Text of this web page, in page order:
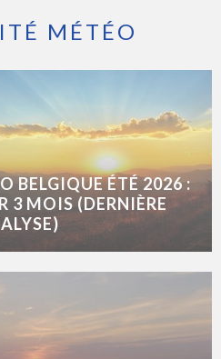
MÉTÉO
BELGIQUE ÉTÉ 2026 :
3 MOIS (DERNIÈRE